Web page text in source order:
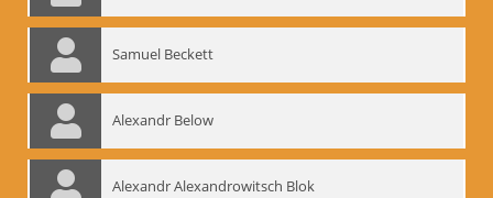
Samuel Beckett
Alexandr Below
Alexandr Alexandrowitsch Blok